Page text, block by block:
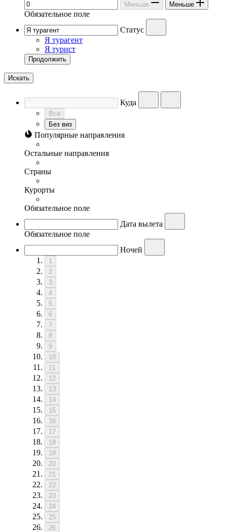
Меньше Меньше
Обязательное поле
Статус
Я турагент
Я турист
Продолжить
Искать
Куда
Все
Без виз
Популярные направления
Остальные направления
Страны
Курорты
Обязательное поле
Дата вылета
Обязательное поле
Ночей
1
2
3
4
5
6
7
8
9
10
11
12
13
14
15
16
17
18
19
20
21
22
23
24
25
26